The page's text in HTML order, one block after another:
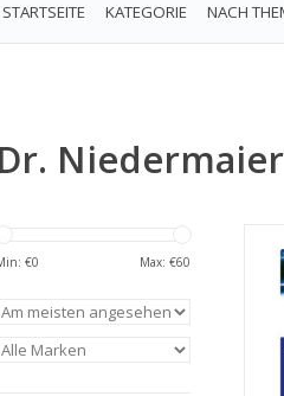
STARTSEITE KATEGORIE NACH
Dr. Niedermaier
€0 Max: €60